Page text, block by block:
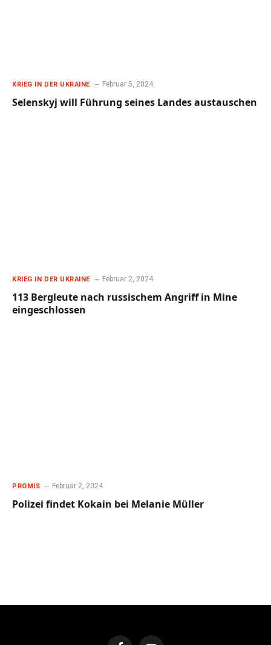
KRIEG IN DER UKRAINE Februar 5, 2024
Selenskyj will Führung seines Landes austauschen
KRIEG IN DER UKRAINE Februar 2, 2024
113 Bergleute nach russischem Angriff in Mine
eingeschlossen
PROMIS Februar 2, 2024
Polizei findet Kokain bei Melanie Müller